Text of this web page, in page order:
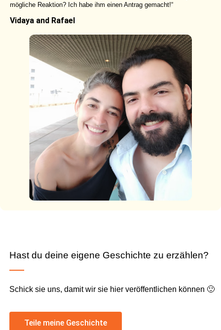
mögliche Reaktion? Ich habe ihm einen Antrag gemacht!“
Vidaya and Rafael
Hast du deine eigene Geschichte zu erzählen?
Schick sie uns, damit wir sie hier veröffentlichen können 🙂
Teile meine Geschichte